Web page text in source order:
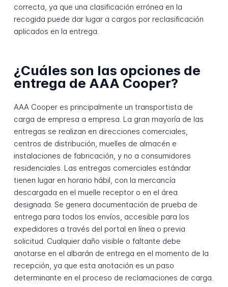
correcta, ya que una clasificación errónea en la
recogida puede dar lugar a cargos por reclasificación
aplicados en la entrega.
¿Cuáles son las opciones de
entrega de AAA Cooper?
AAA Cooper es principalmente un transportista de
carga de empresa a empresa. La gran mayoría de las
entregas se realizan en direcciones comerciales,
centros de distribución, muelles de almacén e
instalaciones de fabricación, y no a consumidores
residenciales. Las entregas comerciales estándar
tienen lugar en horario hábil, con la mercancía
descargada en el muelle receptor o en el área
designada. Se genera documentación de prueba de
entrega para todos los envíos, accesible para los
expedidores a través del portal en línea o previa
solicitud. Cualquier daño visible o faltante debe
anotarse en el albarán de entrega en el momento de la
recepción, ya que esta anotación es un paso
determinante en el proceso de reclamaciones de carga.